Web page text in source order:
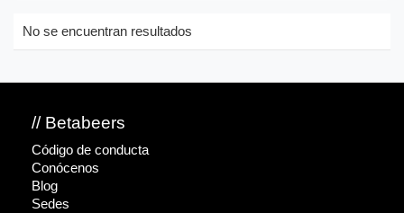
No se encuentran resultados
// Betabeers
Código de conducta
Conócenos
Blog
Sedes